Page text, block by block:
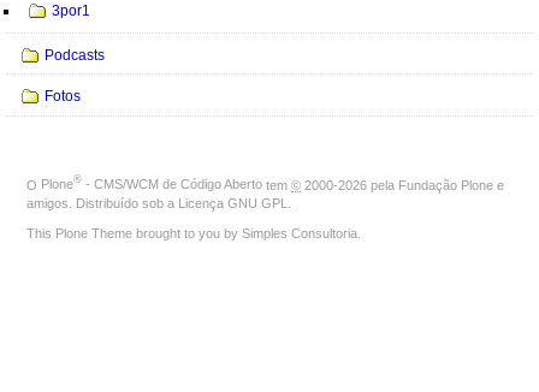
3por1
Podcasts
Fotos
O Plone® - CMS/WCM de Código Aberto tem © 2000-2026 pela Fundação Plone e
amigos. Distribuído sob a
Licença GNU GPL
This Plone Theme brought to you by Simples Consultoria